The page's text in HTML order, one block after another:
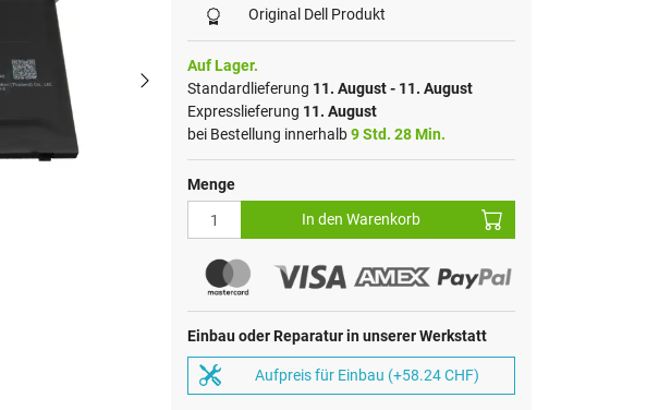
Original Dell Produkt
Auf Lager.
Standardlieferung 11. August - 11. August
Expresslieferung 11. August
bei Bestellung innerhalb9 Std. 28 Min.
Menge
In den Warenkorb
Einbau oder Reparatur in unserer Werkstatt
Aufpreis für Einbau (+58.24 CHF)